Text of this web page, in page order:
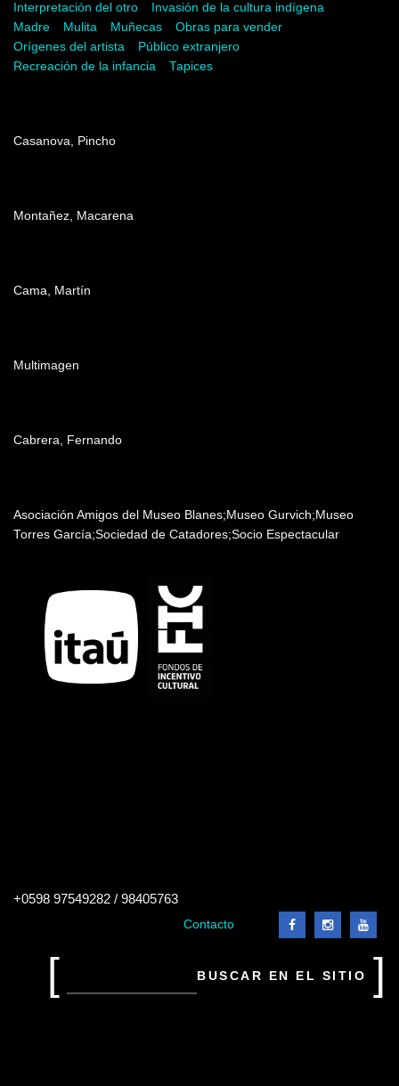
Interpretación del otro
Invasión de la cultura indígena
Madre
Mulita Muñecas
Obras para vender
Orígenes del artista
Público extranjero
Recreación de la infancia
Tapices
Casanova, Pincho
Montañez, Macarena
Cama, Martín
Multimagen
Cabrera, Fernando
Asociación Amigos del Museo Blanes;Museo Gurvich;Museo
Torres García;Sociedad de Catadores;Socio Espectacular
+0598 97549282 / 98405763
en
Contacto